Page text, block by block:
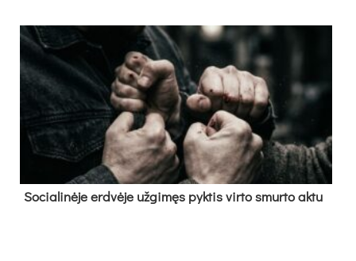
So­cia­li­nė­je erd­vė­je už­gi­męs pyk­tis vir­to smur­to ak­tu